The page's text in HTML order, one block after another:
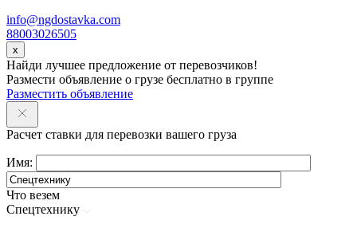
info@ngdostavka.com
88003026505
x
Найди лучшее предложение от перевозчиков!
Размести объявление о грузе бесплатно в группе
Разместить объявление
Расчет ставки для перевозки вашего груза
Имя:
Что везем
Спецтехнику